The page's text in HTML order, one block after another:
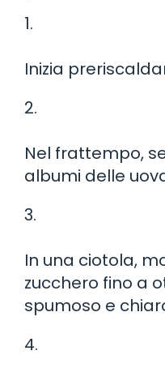
1.
Inizia
2.
Nel frattempo,
albumi delle
3.
In una ciotola,
zucchero fino a
spumoso e
4.